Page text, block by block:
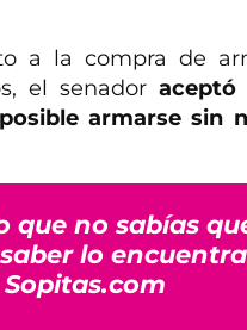
a la compra de
el senador aceptó
armarse sin
que no sabías
lo
Sopitas.com